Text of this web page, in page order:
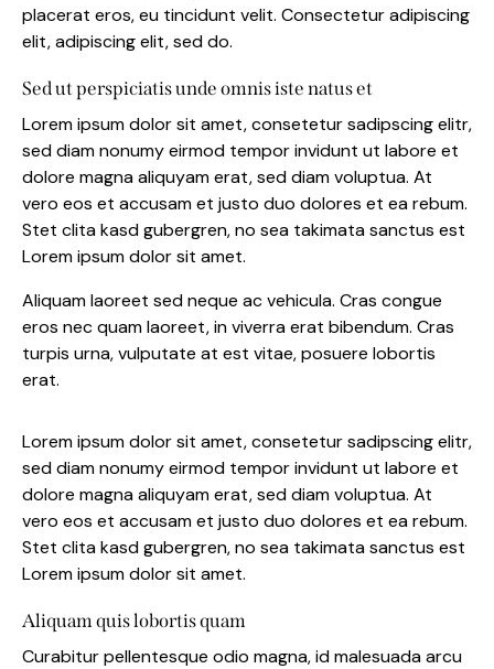
placerat eros, eu tincidunt velit. Consectetur adipiscing
elit, adipiscing elit, sed do.
Sed ut perspiciatis unde omnis iste natus et
Lorem ipsum dolor sit amet, consetetur sadipscing elitr,
sed diam nonumy eirmod tempor invidunt ut labore et
dolore magna aliquyam erat, sed diam voluptua. At
vero eos et accusam et justo duo dolores et ea rebum.
Stet clita kasd gubergren, no sea takimata sanctus est
Lorem ipsum dolor sit amet.
Aliquam laoreet sed neque ac vehicula. Cras congue
eros nec quam laoreet, in viverra erat bibendum. Cras
turpis urna, vulputate at est vitae, posuere lobortis
erat.
Lorem ipsum dolor sit amet, consetetur sadipscing elitr,
sed diam nonumy eirmod tempor invidunt ut labore et
dolore magna aliquyam erat, sed diam voluptua. At
vero eos et accusam et justo duo dolores et ea rebum.
Stet clita kasd gubergren, no sea takimata sanctus est
Lorem ipsum dolor sit amet.
Aliquam quis lobortis quam
Curabitur pellentesque odio magna, id malesuada arcu